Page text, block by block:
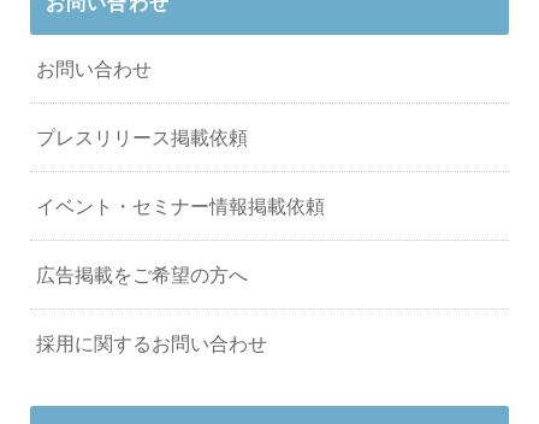
お問い合わせ
プレスリリース掲載依頼
イベント・セミナー情報掲載依頼
広告掲載をご希望の方へ
採用に関するお問い合わせ